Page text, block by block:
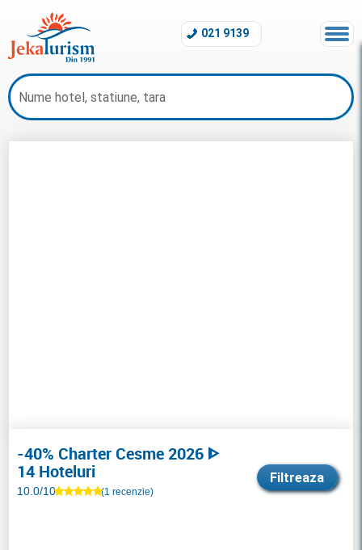
021 9139
-40% Charter Cesme 2026 ᐈ
14 Hoteluri
10.0/10 (1 recenzie)
Filtreaza